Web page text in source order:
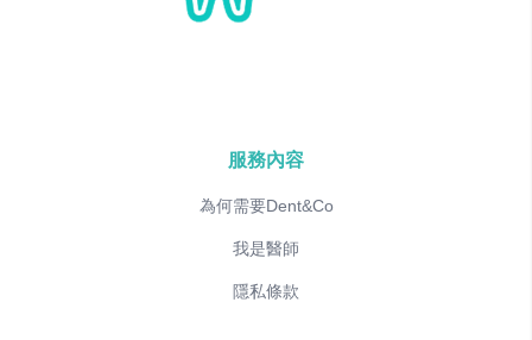
服務內容
為何需要Dent&Co
我是醫師
隱私條款